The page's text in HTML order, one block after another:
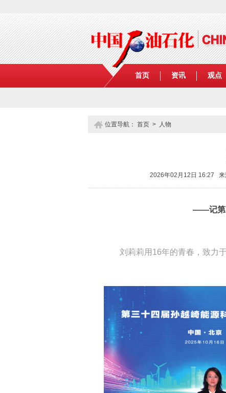
首页 资讯 观点
位置导航： 首页 > 人物
2026年02月12日 16:27 来
——记第
刘莉莉用16年的青春，致力